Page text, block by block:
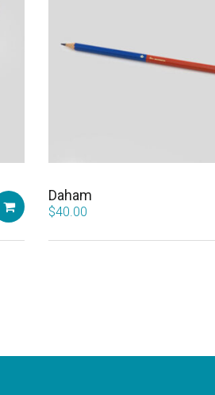
Daham
$40.00